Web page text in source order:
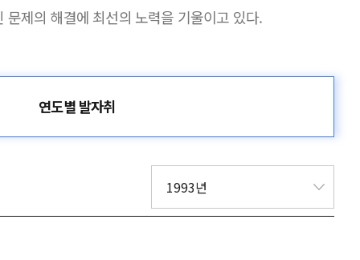
제의 해결에 최선의 노력을 기울이고 있다.
연도별 발자취